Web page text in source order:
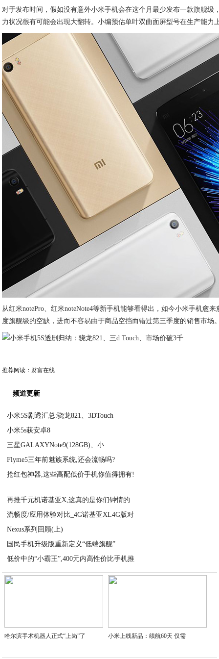
对于发布时间，假如没有意外小米手机会在这个月最少发布一款旗舰
力状况很有可能会出现大翻转。小编预估单叶双曲面屏型号在生产能力
从红米notePro、红米noteNote4等新手机能够看得出，如今小米手机
度旗舰级的空缺，进而不容易由于商品空挡而错过第三季度的销售市场
推荐阅读： 财富在线
频道更新
小米5S剧透汇总:骁龙821、3DTouch
小米5s获安卓8
三星GALAXYNote9(128GB)、小
Flyme5三年前魅族系统,还会流畅吗?
抢红包神器,这些高配低价手机你值得拥有!
再推千元机诺基亚X,这真的是你们钟情的
流畅度/应用体验对比_4G诺基亚XL4G版对
Nexus系列回顾(上)
国民手机升级版重新定义“低端旗舰”
低价中的“小霸王”,400元内高性价比手机推
2020-08-30
哈尔滨手术机器人正式“上岗”了 小米上线新品：续航60天 仅需